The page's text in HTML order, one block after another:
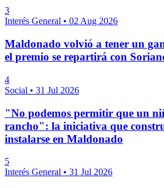
3
Interés General • 02 Aug 2026
Maldonado volvió a tener un
el premio se repartirá con
4
Social • 31 Jul 2026
"No podemos permitir que un
rancho": la iniciativa que
instalarse en Maldonado
5
Interés General • 31 Jul 2026